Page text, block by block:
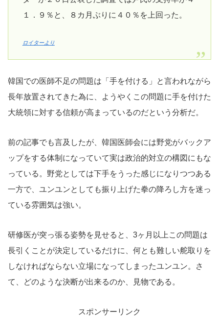
１．９％と、８カ月ぶりに４０％を上回った。
ロイターより
韓国での医師不足の問題は「手を付ける」と言われながら
長年放置されてきた為に、ようやくこの問題に手を付けた
大統領に対する信頼が高まっているのだという分析だ。
前の記事でも言及したが、韓国医師会には野党がバックア
ップをする体制になっていて実は政治的対立の構図にもな
っている。野党としては下手をうった感じになりつつある
一方で、ユンユンとしても振り上げた拳の降ろし方を迷っ
ている雰囲気は強い。
研修医が突っ張る姿勢を見せると、3ヶ月以上この問題は
長引くことが決定しているだけに、何とも難しい舵取りを
しなければならない立場になってしまったユンユン。さ
て、どのような決断が出来るのか、見物である。
スポンサーリンク